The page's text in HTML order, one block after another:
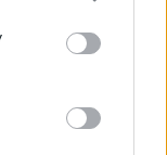
извозот